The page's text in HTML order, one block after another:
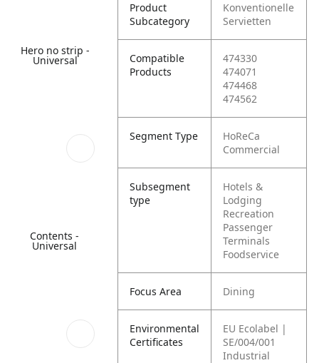
Hero no strip -
Universal
Contents -
Universal
Product
Subcategory
Konventionelle
Servietten
Compatible
Products
474330
474071
474468
474562
Segment Type
HoReCa
Commercial
Subsegment
type
Hotels &
Lodging
Recreation
Passenger
Terminals
Foodservice
Focus Area Dining
Environmental
Certificates
EU Ecolabel |
SE/004/001
Industrial